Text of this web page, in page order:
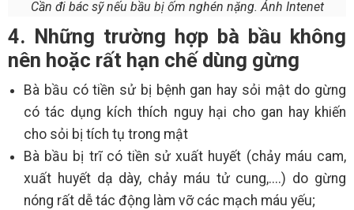
Cần đi bác sỹ nếu bầu bị ốm nghén nặng. Ảnh Intenet
4. Những trường hợp bà bầu không
nên hoặc rất hạn chế dùng gừng
Bà bầu có tiền sử bị bệnh gan hay sỏi mật do gừng
có tác dụng kích thích nguy hại cho gan hay khiến
cho sỏi bị tích tụ trong mật
Bà bầu bị trĩ có tiền sử xuất huyết (chảy máu cam,
xuất huyết dạ dày, chảy máu tử cung,....) do gừng
nóng rất dễ tác động làm vỡ các mạch máu yếu;